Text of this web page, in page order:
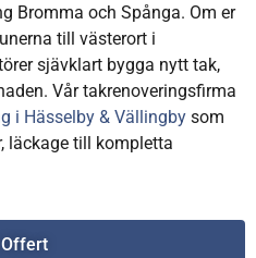
Bromma och Spånga. Om er
till västerort i
sjävklart bygga nytt tak,
Vår takrenoveringsfirma
i Hässelby & Vällingby som
läckage till kompletta